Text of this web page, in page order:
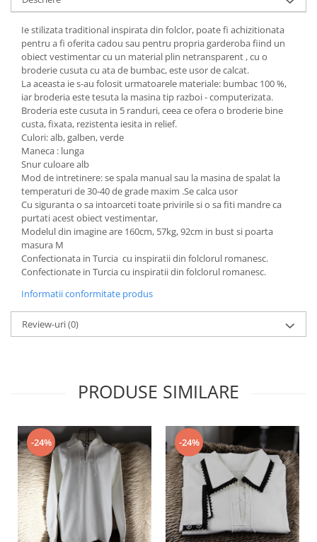
Ie stilizata traditional inspirata din folclor, poate fi achizitionata
pentru a fi oferita cadou sau pentru propria garderoba fiind un
obiect vestimentar cu un material plin netransparent , cu o
broderie cusuta cu ata de bumbac, este usor de calcat.
La aceasta ie s-au folosit urmatoarele materiale: bumbac 100 %,
iar broderia este tesuta la masina tip razboi - computerizata.
Broderia este cusuta in 5 randuri, ceea ce ofera o broderie bine
custa, fixata, rezistenta iesita in relief.
Culori: alb, galben, verde
Maneca : lunga
Snur culoare alb
Mod de intretinere: se spala manual sau la masina de spalat la
temperaturi de 30-40 de grade maxim .Se calca usor
Cu siguranta o sa intoarceti toate privirile si o sa fiti mandre ca
purtati acest obiect vestimentar,
Modelul din imagine are 160cm, 57kg, 92cm in bust si poarta
masura M
Confectionata in Turcia cu inspiratii din folclorul romanesc.
Confectionate in Turcia cu inspiratii din folclorul romanesc.
Informatii conformitate produs
Review-uri(0)
PRODUSE SIMILARE
-24% -24%